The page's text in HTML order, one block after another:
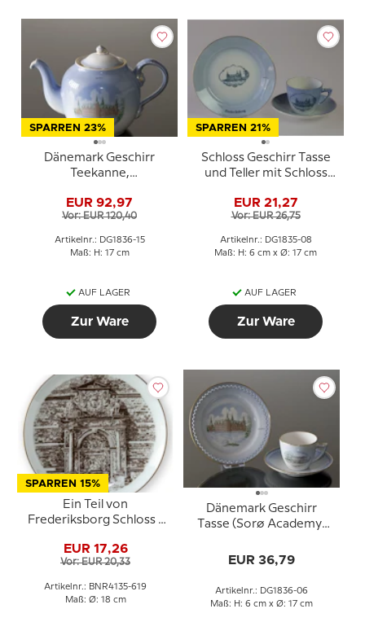
SPARREN 23%
Dänemark Geschirr
Teekanne,
Kronborg, Bing &
Gröndahl Nr. 656
EUR 92,97
Vor: EUR 120,40
Artikelnr.: DG1836-15
Maß: H: 17 cm
AUF LAGER
Zur Ware
SPARREN 21%
Schloss Geschirr Tasse
und Teller mit Schloss
EUR 21,27
Vor: EUR 26,75
Artikelnr.: DG1835-08
Maß: H: 6 cm x Ø: 17 cm
AUF LAGER
Zur Ware
SPARREN 15%
Ein Teil von
Frederiksborg Schloss -
Zeichnung in braun, Bing
& Gröndahl
EUR 17,26
Vor: EUR 20,33
Artikelnr.: BNR4135-619
Maß: Ø: 18 cm
Dänemark Geschirr
Tasse (Sorø Academy)
Frederiksborg), Bing &
EUR 36,79
Artikelnr.: DG1836-06
Maß: H: 6 cm x Ø: 17 cm